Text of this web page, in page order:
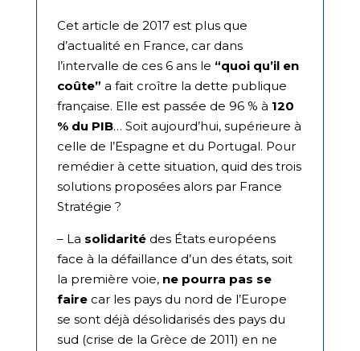
Cet article de 2017 est plus que
d’actualité en France, car dans
l’intervalle de ces 6 ans le “quoi qu’il en
coûte” a fait croître la dette publique
française. Elle est passée de 96 % à 120
% du PIB… Soit aujourd’hui, supérieure à
celle de l’Espagne et du Portugal. Pour
remédier à cette situation, quid des trois
solutions proposées alors par France
Stratégie ?
– La solidaritédes États européens
face à la défaillance d’un des états, soit
la première voie, ne pourra pas se
fairecar les pays du nord de l’Europe
se sont déjà désolidarisés des pays du
sud (crise de la Grèce de 2011) en ne